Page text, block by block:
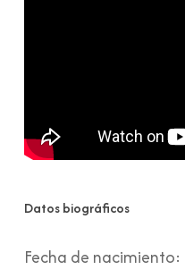
Datos biográficos
Fecha de nacimiento: